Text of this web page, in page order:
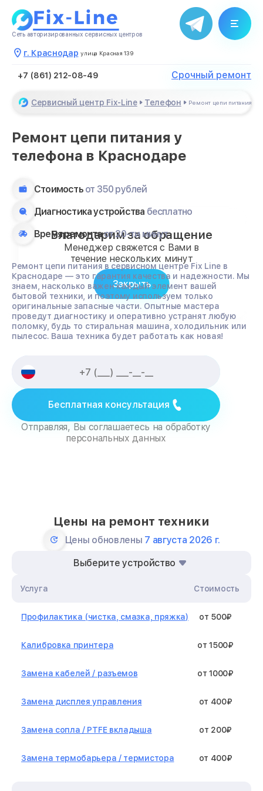
Сеть авторизированных сервисных центров
г. Краснодар улица Красная 139
+7 (861) 212-08-49 Срочный ремонт
Сервисный центр Fix-Line Телефон Ремонт цепи питания
Ремонт цепи питания у
телефона в Краснодаре
Стоимость от 350 рублей
Диагностика устройства бесплатно
Время ремонтаот 20-ти минут
Ремонт цепи питания в сервисном центре Fix Line в
Краснодаре — это гарантия качества и надежности. Мы
знаем, насколько важен каждый элемент вашей
бытовой техники, и поэтому используем только
оригинальные запасные части. Опытные мастера
проведут диагностику и оперативно устранят любую
поломку, будь то стиральная машина, холодильник или
пылесос. Ваша техника будет работать как новая!
Бесплатная консультация
Отправляя, Вы соглашаетесь на обработку
персональных данных
Цены на ремонт техники
Цены обновлены 7 августа 2026 г.
Выберите устройство
Услуга Стоимость
Профилактика (чистка, смазка, пряжка) от 500₽
Калибровка принтера от 1500₽
Замена кабелей / разъемов от 1000₽
Замена дисплея управления от 400₽
Замена сопла / PTFE вкладыша от 200₽
Замена термобарьера / термистора от 400₽
Благодарим за обращение
Менеджер свяжется с Вами в
течение нескольких минут
Закрыть